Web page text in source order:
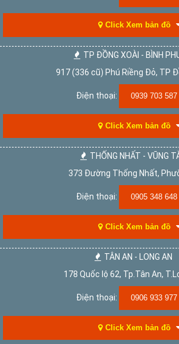
Click Xem bản đồ
TP ĐỒNG XOÀI - BÌNH
917 (336 cũ) Phú Riềng Đỏ, TP
Điện thoại: 0939 703 587
Click Xem bản đồ
THỐNG NHẤT - VŨNG
373 Đường Thống Nhất,
Điện thoại: 0905 348 648
Click Xem bản đồ
TÂN AN - LONG AN
178 Quốc lộ 62, Tp.Tân An,
Điện thoại: 0906 933 977
Click Xem bản đồ